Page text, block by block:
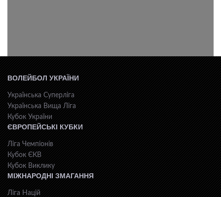
ВОЛЕЙБОЛ УКРАЇНИ
Українська Суперліга
Українська Вища Ліга
Кубок України
ЄВРОПЕЙСЬКІ КУБКИ
Ліга Чемпіонів
Кубок ЄКВ
Кубок Виклику
МІЖНАРОДНІ ЗМАГАННЯ
Ліга Націй